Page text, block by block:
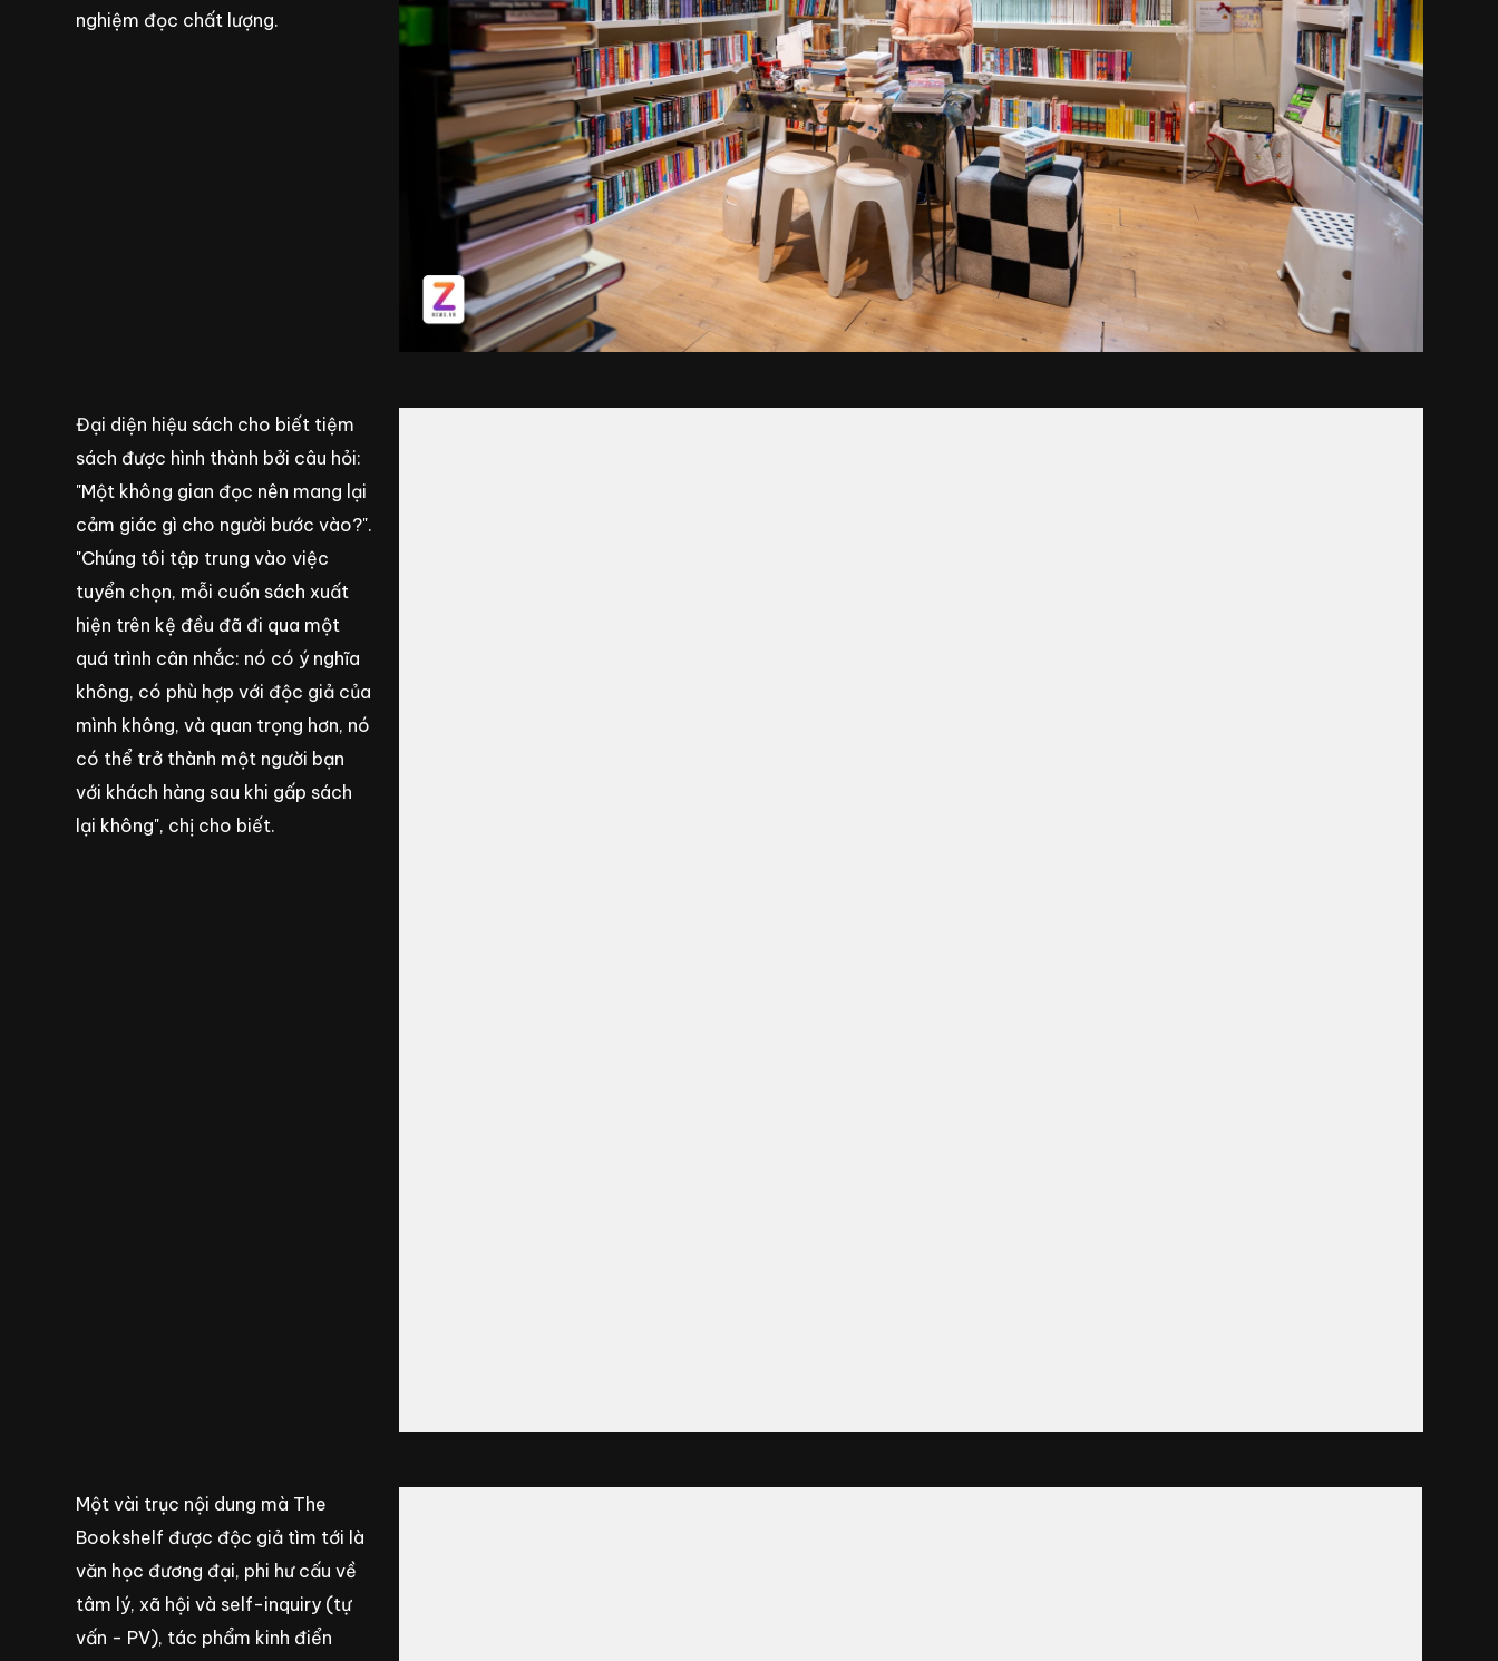
nghiệm đọc chất lượng.
Đại diện hiệu sách cho biết tiệm
sách được hình thành bởi câu hỏi:
"Một không gian đọc nên mang lại
cảm giác gì cho người bước vào?".
"Chúng tôi tập trung vào việc
tuyển chọn, mỗi cuốn sách xuất
hiện trên kệ đều đã đi qua một
quá trình cân nhắc: nó có ý nghĩa
không, có phù hợp với độc giả của
mình không, và quan trọng hơn, nó
có thể trở thành một người bạn
với khách hàng sau khi gấp sách
lại không", chị cho biết.
Một vài trục nội dung mà The
Bookshelf được độc giả tìm tới là
văn học đương đại, phi hư cấu về
tâm lý, xã hội và self-inquiry (tự
vấn - PV), tác phẩm kinh điển